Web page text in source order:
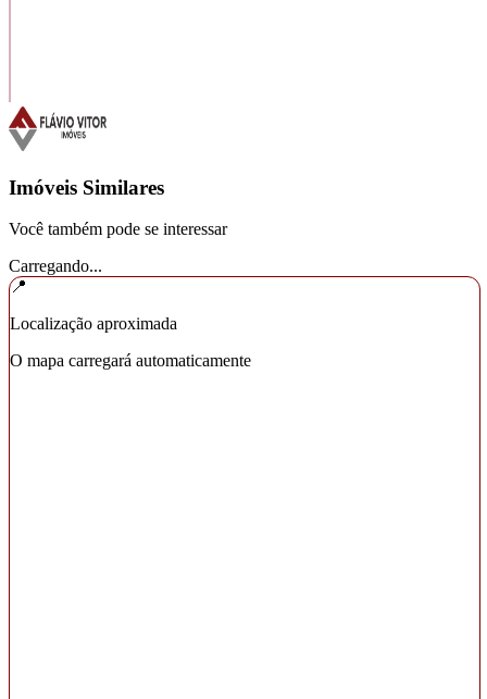
Imóveis Similares
Você também pode se interessar
Carregando...
📍
Localização aproximada
O mapa carregará automaticamente